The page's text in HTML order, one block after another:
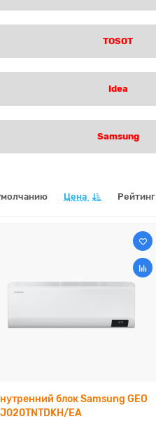
TOSOT
Idea
Samsung
Цена Рейтинг
блок Samsung GEO
EA